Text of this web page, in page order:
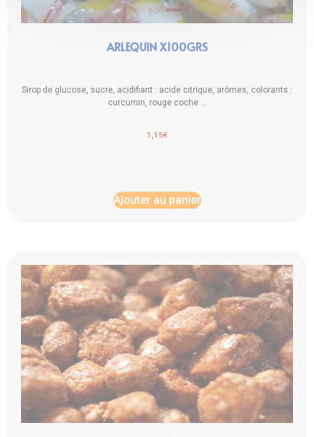
ARLEQUIN X100GRS
Sirop de glucose, sucre, acidifiant : acide citrique, arômes, colorants :
curcumin, rouge coche ...
1,15€
Ajouter au panier